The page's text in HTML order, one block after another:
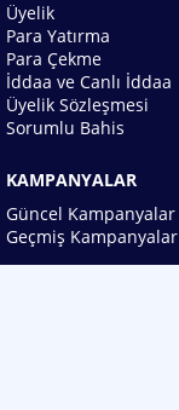
Üyelik
Para Yatırma
Para Çekme
İddaa ve Canlı İddaa
Üyelik Sözleşmesi
Sorumlu Bahis
KAMPANYALAR
Güncel Kampanyalar
Geçmiş Kampanyalar